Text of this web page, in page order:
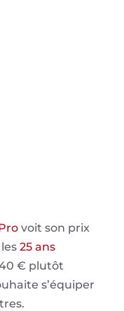
voit son prix
25 ans
€ plutôt
s’équiper